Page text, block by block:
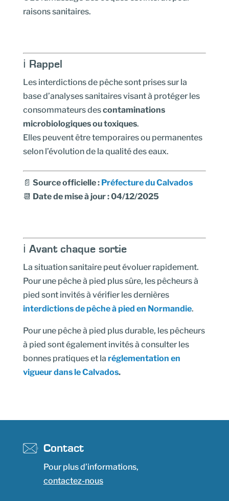
raisons sanitaires.
ℹ️ Rappel
Les interdictions de pêche sont prises sur la
base d’analyses sanitaires visant à protéger les
consommateurs descontaminations
microbiologiques ou toxiques.
Elles peuvent être temporaires ou permanentes
selon l’évolution de la qualité des eaux.
📄 Source officielle : Préfecture du Calvados
📆 Date de mise à jour : 04/12/2025
ℹ️ Avant chaque sortie
La situation sanitaire peut évoluer rapidement.
Pour une pêche à pied plus sûre, les pêcheurs à
pied sont invités à vérifier les dernières
interdictions de pêche à pied en Normandie.
Pour une pêche à pied plus durable, les pêcheurs
à pied sont également invités à consulter les
bonnes pratiques et la réglementation en
vigueur dans le Calvados.
Contact
Pour plus d’informations,
contactez-nous